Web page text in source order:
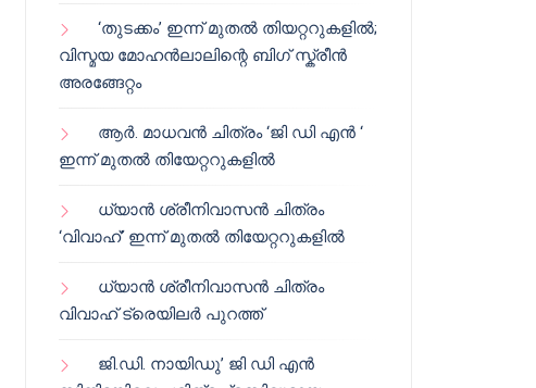
‘തുടക്കം’ ഇന്ന് മുതൽ തിയറ്ററുകളിൽ;
വിസ്മയ മോഹൻലാലിന്റെ ബിഗ് സ്ക്രീൻ
അരങ്ങേറ്റം
ആർ. മാധവൻ ചിത്രം ‘ജി ഡി എൻ ‘
ഇന്ന് മുതൽ തിയേറ്ററുകളിൽ
ധ്യാൻ ശ്രീനിവാസൻ ചിത്രം
‘വിവാഹ്’ ഇന്ന് മുതൽ തിയേറ്ററുകളിൽ
ധ്യാൻ ശ്രീനിവാസൻ ചിത്രം
വിവാഹ് ട്രെയിലർ പുറത്ത്
ജി.ഡി. നായിഡു’ ജി ഡി എൻ